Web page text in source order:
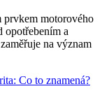
motorového
opotřebením a
na význam
Co to znamená?